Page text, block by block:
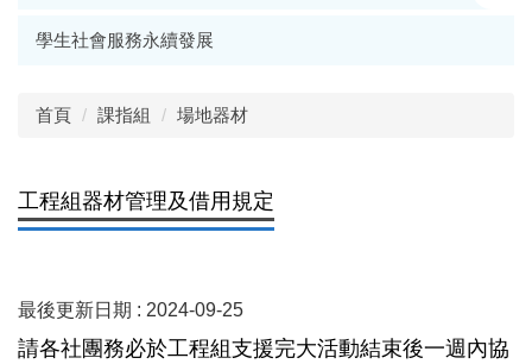
學生社會服務永續發展
首頁 課指組 場地器材
工程組器材管理及借用規定
最後更新日期 : 2024-09-25
請各社團務必於工程組支援完大活動結束後一週內協